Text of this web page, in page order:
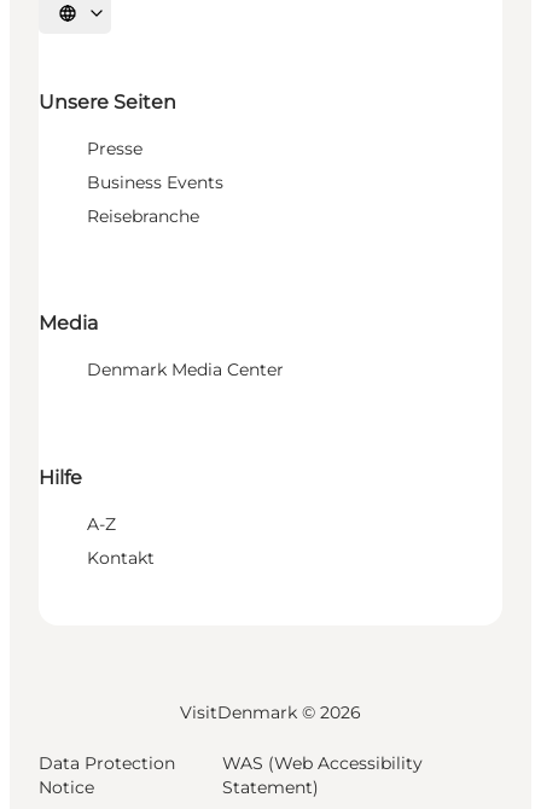
Sprache auswählen
Unsere Seiten
Presse
Business Events
Reisebranche
Media
Denmark Media Center
Hilfe
A-Z
Kontakt
VisitDenmark © 2026
Data Protection
Notice
WAS (Web Accessibility
Statement)